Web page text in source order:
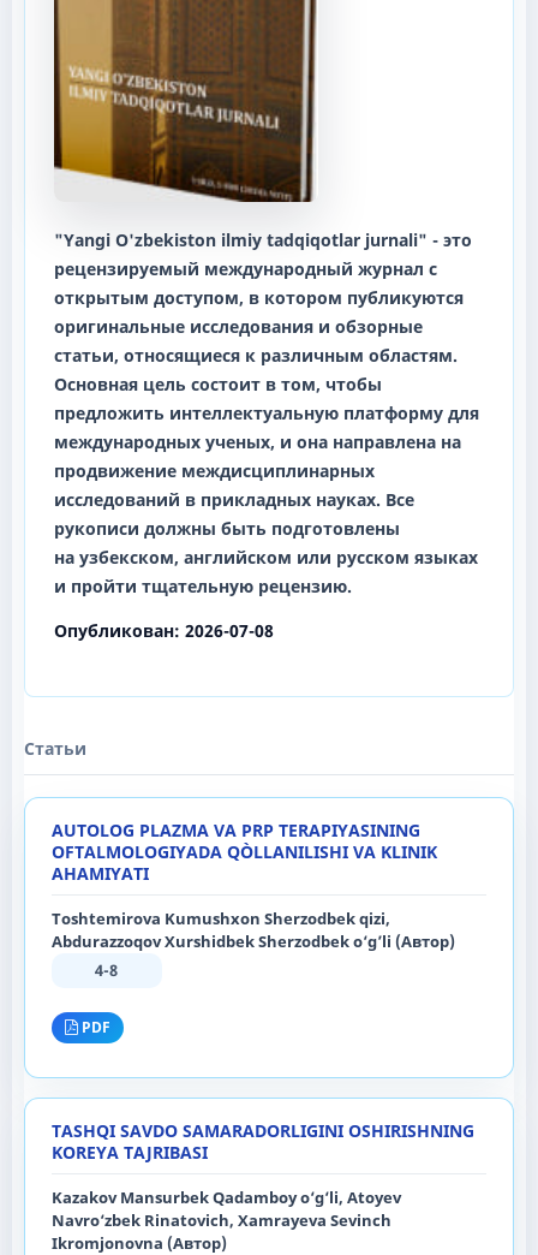
"Yangi O'zbekiston ilmiy tadqiqotlar jurnali" - это
рецензируемый международный журнал с
открытым доступом, в котором публикуются
оригинальные исследования и обзорные
статьи, относящиеся к различным областям.
Основная цель состоит в том, чтобы
предложить интеллектуальную платформу для
международных ученых, и она направлена ​​на
продвижение междисциплинарных
исследований в прикладных науках. Все
рукописи должны быть подготовлены
на узбекском, английском или русском языках
и пройти тщательную рецензию.
Опубликован: 2026-07-08
Статьи
AUTOLOG PLAZMA VA PRP TERAPIYASINING
OFTALMOLOGIYADA QÒLLANILISHI VA KLINIK
AHAMIYATI
Toshtemirova Kumushxon Sherzodbek qizi,
Abdurazzoqov Xurshidbek Sherzodbek o‘g’li (Автор)
4-8
PDF
TASHQI SAVDO SAMARADORLIGINI OSHIRISHNING
KOREYA TAJRIBASI
Kazakov Mansurbek Qadamboy o‘g‘li, Atoyev
Navro‘zbek Rinatovich, Xamrayeva Sevinch
Ikromjonovna (Автор)